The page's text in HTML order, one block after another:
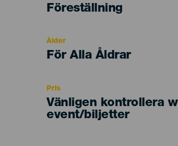
Categoría
Föreställning
Ålder
Edad
För Alla Åldrar
Pris
Vänligen kontrollera
event/biljetter